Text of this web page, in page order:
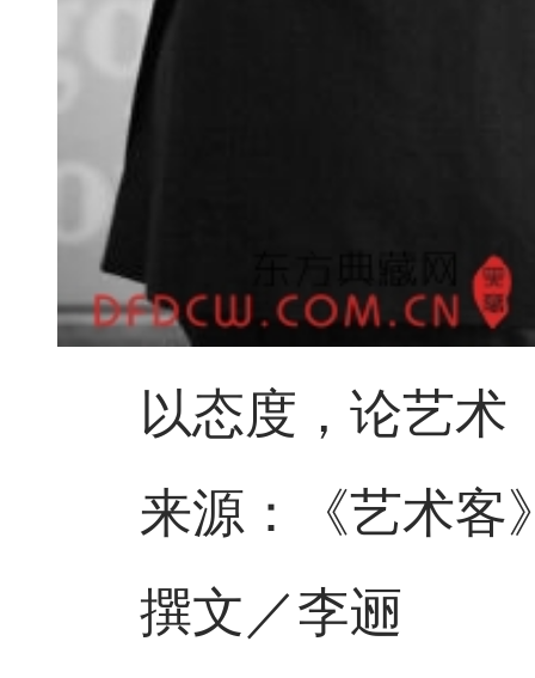
以态度，论艺术
来源：《艺术客
撰文／李逦